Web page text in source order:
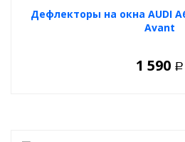
Дефлекторы на окна AUDI
Avant
1 590 Р